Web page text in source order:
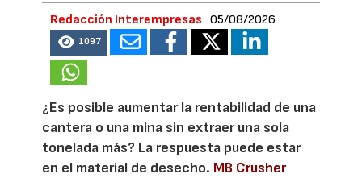
Redacción Interempresas 05/08/2026
1097
¿Es posible aumentar la rentabilidad de una
cantera o una mina sin extraer una sola
tonelada más? La respuesta puede estar
en el material de desecho. MB Crusher